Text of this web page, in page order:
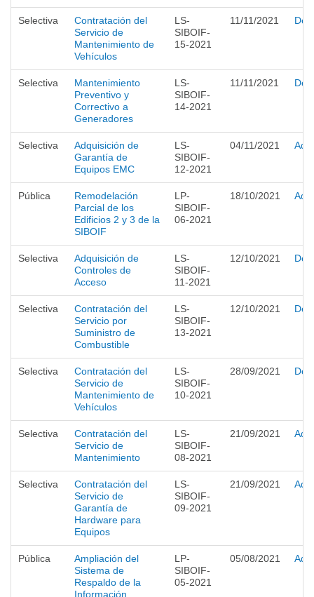
Selectiva
Contratación del
Servicio de
Mantenimiento de
Vehículos
LS-
SIBOIF-
15-2021
11/11/2021
Selectiva
Mantenimiento
Preventivo y
Correctivo a
Generadores
LS-
SIBOIF-
14-2021
11/11/2021
Selectiva
Adquisición de
Garantía de
Equipos EMC
LS-
SIBOIF-
12-2021
04/11/2021
Pública
Remodelación
Parcial de los
Edificios 2 y 3 de la
SIBOIF
LP-
SIBOIF-
06-2021
18/10/2021
Selectiva
Adquisición de
Controles de
Acceso
LS-
SIBOIF-
11-2021
12/10/2021
Selectiva
Contratación del
Servicio por
Suministro de
Combustible
LS-
SIBOIF-
13-2021
12/10/2021
Selectiva
Contratación del
Servicio de
Mantenimiento de
Vehículos
LS-
SIBOIF-
10-2021
28/09/2021
Selectiva
Contratación del
Servicio de
Mantenimiento
LS-
SIBOIF-
08-2021
21/09/2021
Selectiva
Contratación del
Servicio de
Garantía de
Hardware para
Equipos
LS-
SIBOIF-
09-2021
21/09/2021
Pública
Ampliación del
Sistema de
Respaldo de la
Información
LP-
SIBOIF-
05-2021
05/08/2021